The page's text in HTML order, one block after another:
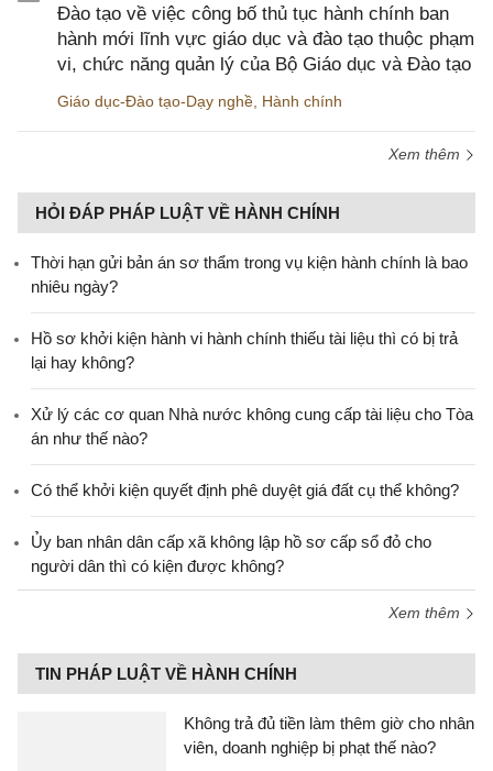
Đào tạo về việc công bố thủ tục hành chính ban
hành mới lĩnh vực giáo dục và đào tạo thuộc phạm
vi, chức năng quản lý của Bộ Giáo dục và Đào tạo
Giáo dục-Đào tạo-Dạy nghề Hành chính
Xem thêm
HỎI ĐÁP PHÁP LUẬT VỀ HÀNH CHÍNH
Thời hạn gửi bản án sơ thẩm trong vụ kiện hành chính là bao
nhiêu ngày?
Hồ sơ khởi kiện hành vi hành chính thiếu tài liệu thì có bị trả
lại hay không?
Xử lý các cơ quan Nhà nước không cung cấp tài liệu cho Tòa
án như thế nào?
Có thể khởi kiện quyết định phê duyệt giá đất cụ thể không?
Ủy ban nhân dân cấp xã không lập hồ sơ cấp sổ đỏ cho
người dân thì có kiện được không?
Xem thêm
TIN PHÁP LUẬT VỀ HÀNH CHÍNH
Không trả đủ tiền làm thêm giờ cho nhân
viên, doanh nghiệp bị phạt thế nào?